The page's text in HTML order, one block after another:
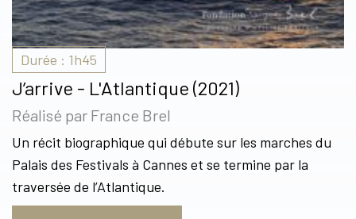
Durée : 1h45
J’arrive - L'Atlantique (2021)
Réalisé par France Brel
Un récit biographique qui débute sur les marches du
Palais des Festivals à Cannes et se termine par la
traversée de l’Atlantique.